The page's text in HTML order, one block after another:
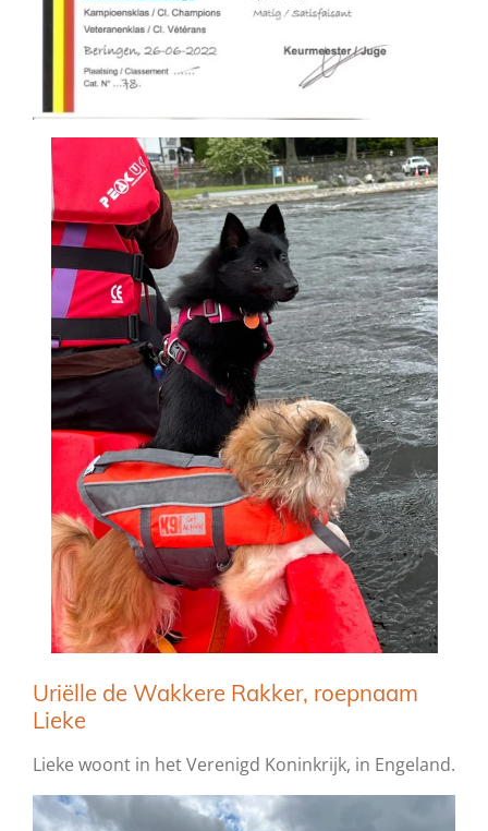
Uriëlle de Wakkere Rakker, roepnaam
Lieke
Lieke woont in het Verenigd Koninkrijk, in Engeland.